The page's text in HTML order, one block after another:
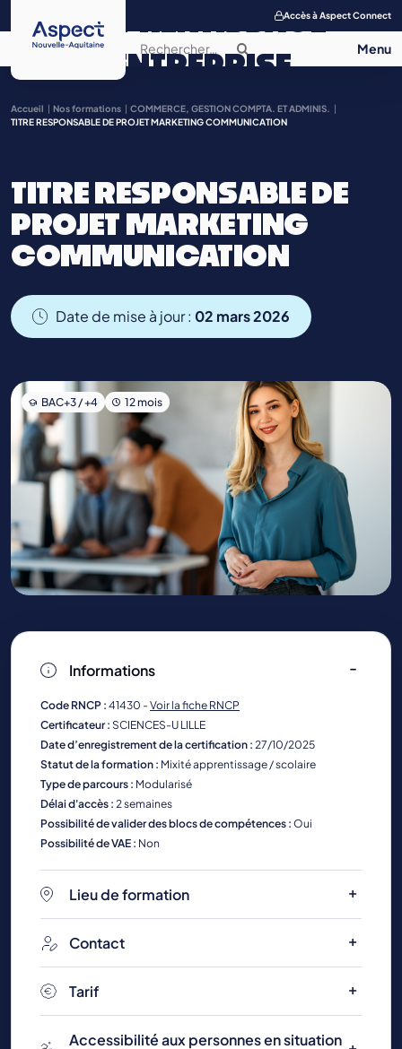
Accès à Aspect Connect
APPRENTISSAGE
ENTREPRISE
SALON DE
CONTACT
Accueil Nos formations
COMMERCE, GESTION COMPTA. ET ADMINIS.
TITRE RESPONSABLE DE PROJET MARKETING COMMUNICATION
TITRE RESPONSABLE DE
PROJET MARKETING
COMMUNICATION
Date de mise à jour : 02 mars 2026
BAC+3 / +4 12 mois
Informations
Code RNCP : 41430 - Voir la fiche RNCP
Certificateur : SCIENCES-U LILLE
Date d’enregistrement de la certification : 27/10/2025
Statut de la formation : Mixité apprentissage / scolaire
Type de parcours : Modularisé
Délai d'accès : 2 semaines
Possibilité de valider des blocs de compétences : Oui
Possibilité de VAE : Non
Lieu de formation
Contact
Tarif
Accessibilité aux personnes en situation